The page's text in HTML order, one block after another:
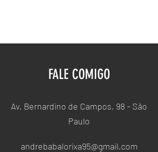
FALE COMIGO
Av. Bernardino de Campos, 98 - São
Paulo
andrebabalorixa95@gmail.com